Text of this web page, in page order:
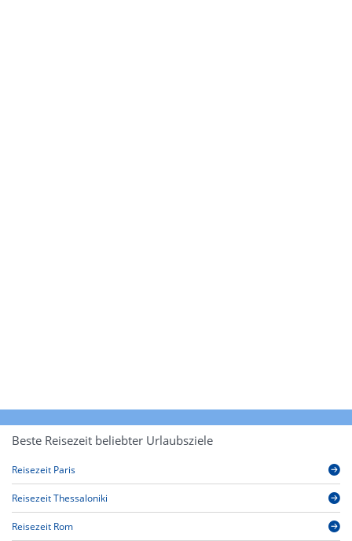
Beste Reisezeit beliebter Urlaubsziele
Reisezeit Paris
Reisezeit Thessaloniki
Reisezeit Rom